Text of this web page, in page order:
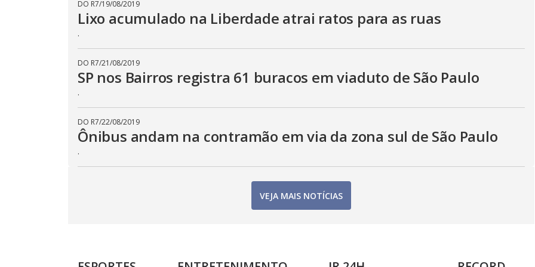
DO R7/19/08/2019
Lixo acumulado na Liberdade atrai ratos para as ruas
.
DO R7/21/08/2019
SP nos Bairros registra 61 buracos em viaduto de São Paulo
.
DO R7/22/08/2019
Ônibus andam na contramão em via da zona sul de São Paulo
.
VEJA MAIS NOTÍCIAS